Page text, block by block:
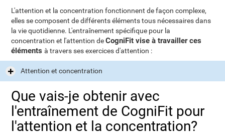
L'attention et la concentration fonctionnent de façon complexe,
elles se composent de différents éléments tous nécessaires dans
la vie quotidienne. L'entraînement spécifique pour la
concentration et l'attention deCogniFit vise à travailler ces
élémentsà travers ses exercices d'attention :
Attention et concentration
Que vais-je obtenir avec
l'entraînement de CogniFit pour
l'attention et la concentration?